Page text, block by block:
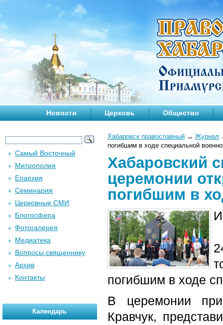
Новости Церковь Общество
Хабаровск православный → Журнал
погибшим в ходе специальной
Хабаровский
церемонии
погибшим в
погибшим в ходе
В церемонии
Кравчук,
Самый Восточный
Митрополия
Епархия
Семинария
Церковные СМИ
Блогосфера
Фотогалерея
Медиатека
Вопросы священнику
Архив
Контакты
Календарь